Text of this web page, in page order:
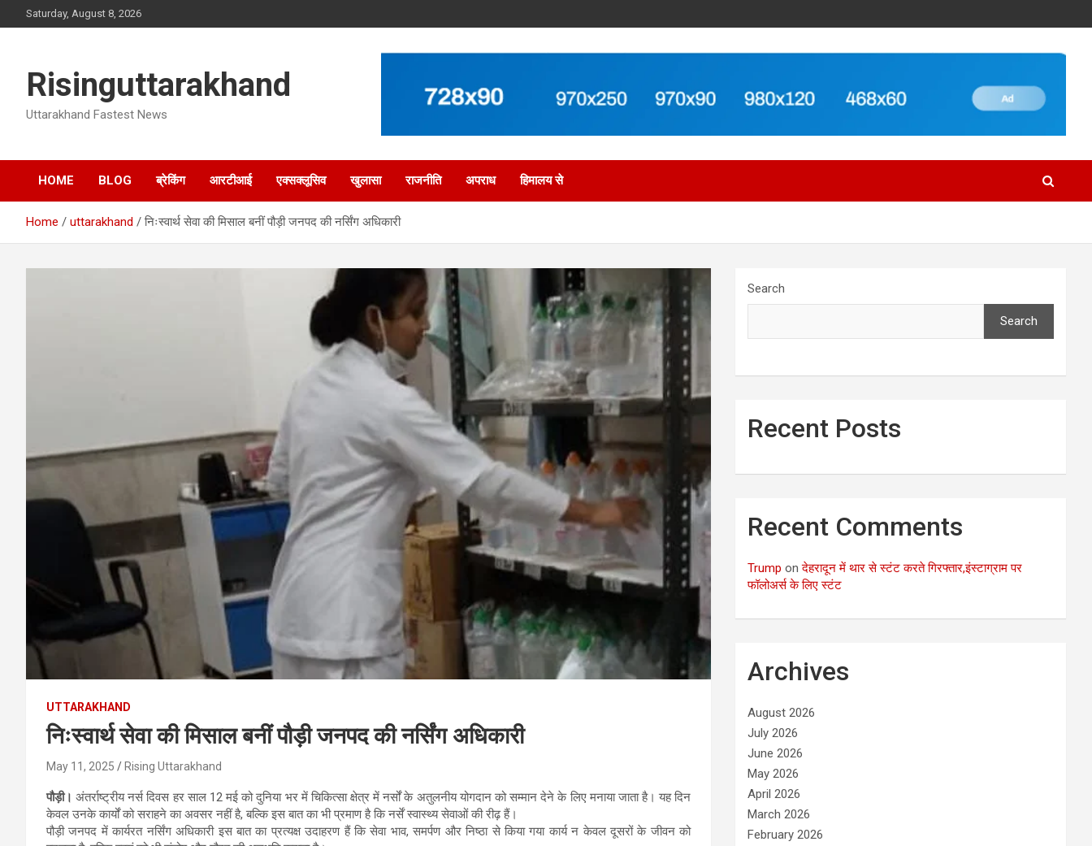
to
Saturday, August 8, 2026
Risinguttarakhand
Uttarakhand Fastest News
HOME BLOG ब्रेकिंग आरटीआई एक्सक्लूसिव खुलासा राजनीति अपराध हिमालय से
Home uttarakhand निःस्वार्थ सेवा की मिसाल बनीं पौड़ी जनपद की नर्सिंग अधिकारी
UTTARAKHAND
निःस्वार्थ सेवा की मिसाल बनीं पौड़ी जनपद की नर्सिंग अधिकारी
May 11, 2025 Rising Uttarakhand
पौड़ी। अंतर्राष्ट्रीय नर्स दिवस हर साल 12 मई को दुनिया भर में चिकित्सा क्षेत्र में नर्सों के अतुलनीय योगदान को सम्मान देने के लिए मनाया जाता है। यह दिन
केवल उनके कार्यों को सराहने का अवसर नहीं है, बल्कि इस बात का भी प्रमाण है कि नर्सें स्वास्थ्य सेवाओं की रीढ़ हैं।
पौड़ी जनपद में कार्यरत नर्सिंग अधिकारी इस बात का प्रत्यक्ष उदाहरण हैं कि सेवा भाव, समर्पण और निष्ठा से किया गया कार्य न केवल दूसरों के जीवन को
Search
Search
Recent Posts
Recent Comments
Trump onदेहरादून में थार से स्टंट करते गिरफ्तार,इंस्टाग्राम पर
फॉलोअर्स के लिए स्टंट
Archives
August 2026
July 2026
June 2026
May 2026
April 2026
March 2026
February 2026